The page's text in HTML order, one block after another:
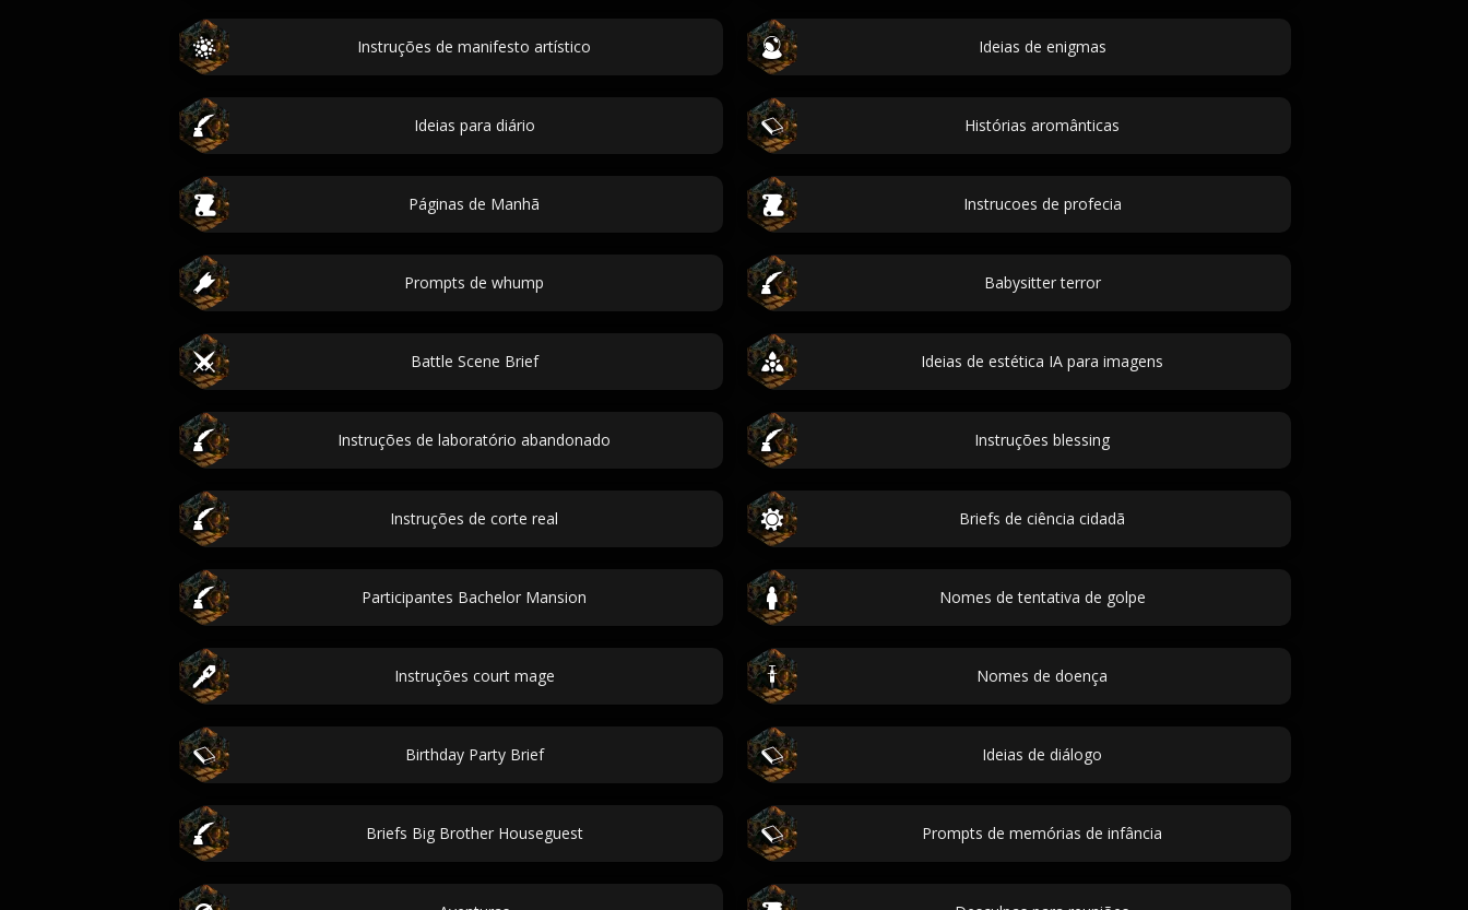
Instruções de manifesto artístico Ideias de enigmas
Ideias para diário Histórias aromânticas
Páginas de Manhã Instrucoes de profecia
Prompts de whump Babysitter terror
Battle Scene Brief Ideias de estética IA para imagens
Instruções de laboratório abandonado Instruções blessing
Instruções de corte real Briefs de ciência cidadã
Participantes Bachelor Mansion Nomes de tentativa de golpe
Instruções court mage Nomes de doença
Birthday Party Brief Ideias de diálogo
Briefs Big Brother Houseguest Prompts de memórias de infância